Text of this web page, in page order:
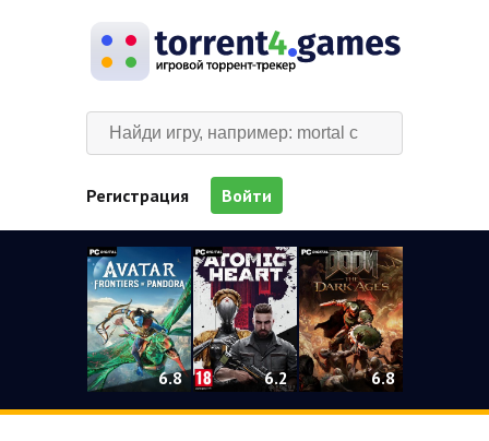
Регистрация Войти
6.8 6.2 6.8